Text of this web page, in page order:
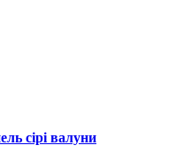
сірі валуни